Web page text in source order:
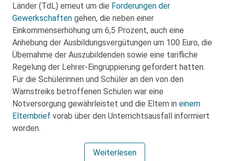
Länder (TdL) erneut um die Forderungen der
Gewerkschaften gehen, die neben einer
Einkommenserhöhung um 6,5 Prozent, auch eine
Anhebung der Ausbildungsvergütungen um 100 Euro, die
Übernahme der Auszubildenden sowie eine tarifliche
Regelung der Lehrer-Eingruppierung gefordert hatten.
Für die Schülerinnen und Schüler an den von den
Warnstreiks betroffenen Schulen war eine
Notversorgung gewährleistet und die Eltern in einem
Elternbrief vorab über den Unterrichtsausfall informiert
worden.
Weiterlesen